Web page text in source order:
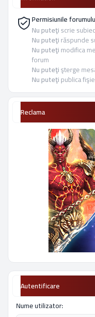
Permisiunile
Nu puteţiscrie
Nu puteţirăspunde
Nu puteţimodifica
forum
Nu puteţişterge
Nu puteţipublica
Reclama
Autentificare
Nume utilizator: